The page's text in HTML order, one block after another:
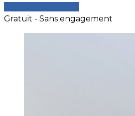
Gratuit - Sans engagement